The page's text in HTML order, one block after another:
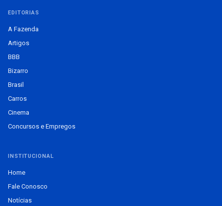
EDITORIAS
A Fazenda
Artigos
BBB
Bizarro
Brasil
Carros
Cinema
Concursos e Empregos
INSTITUCIONAL
Home
Fale Conosco
Notícias